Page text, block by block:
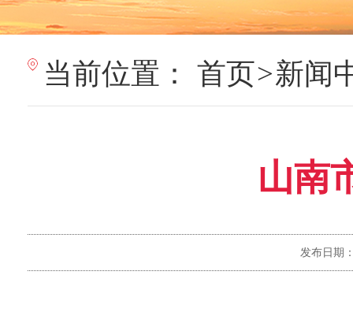
当前位置： 首页>新闻
山南
发布日期